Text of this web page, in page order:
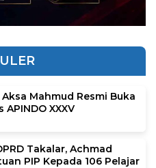
Mahmud Resmi Buka
XXXV
Takalar, Achmad
PIP Kepada 106 Pelajar